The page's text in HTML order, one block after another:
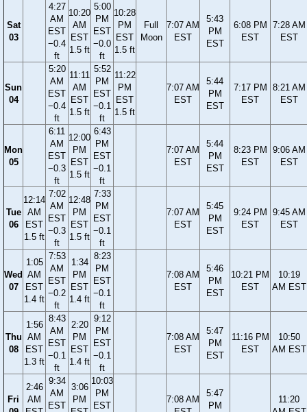
Sat
03
4:27
AM
EST
−0.4
ft
10:20
AM
EST
1.5 ft
5:00
PM
EST
−0.0
ft
10:28
PM
EST
1.5 ft
Full
Moon
7:07 AM
EST
5:43
PM
EST
6:08 PM
EST
7:28 AM
EST
Sun
04
5:20
AM
EST
−0.4
ft
11:11
AM
EST
1.5 ft
5:52
PM
EST
−0.1
ft
11:22
PM
EST
1.5 ft
7:07 AM
EST
5:44
PM
EST
7:17 PM
EST
8:21 AM
EST
Mon
05
6:11
AM
EST
−0.3
ft
12:00
PM
EST
1.5 ft
6:43
PM
EST
−0.1
ft
7:07 AM
EST
5:44
PM
EST
8:23 PM
EST
9:06 AM
EST
Tue
06
12:14
AM
EST
1.5 ft
7:02
AM
EST
−0.3
ft
12:48
PM
EST
1.5 ft
7:33
PM
EST
−0.1
ft
7:07 AM
EST
5:45
PM
EST
9:24 PM
EST
9:45 AM
EST
Wed
07
1:05
AM
EST
1.4 ft
7:53
AM
EST
−0.2
ft
1:34
PM
EST
1.4 ft
8:23
PM
EST
−0.1
ft
7:08 AM
EST
5:46
PM
EST
10:21 PM
EST
10:19
AM EST
Thu
08
1:56
AM
EST
1.3 ft
8:43
AM
EST
−0.1
ft
2:20
PM
EST
1.4 ft
9:12
PM
EST
−0.1
ft
7:08 AM
EST
5:47
PM
EST
11:16 PM
EST
10:50
AM EST
Fri
2:46
AM
9:34
AM
EST
3:06
PM
10:03
PM
EST
7:08 AM
5:47
PM
11:20